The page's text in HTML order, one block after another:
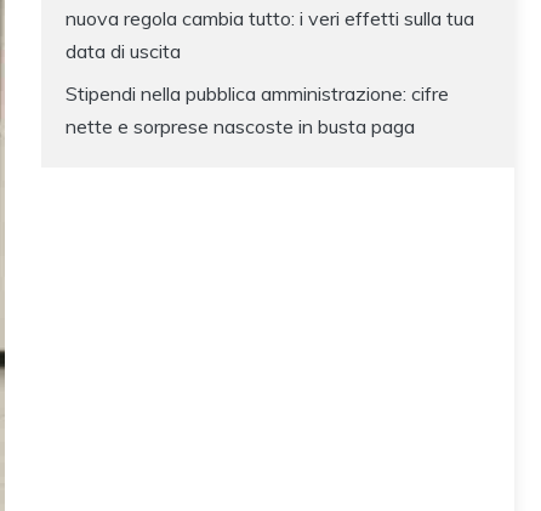
nuova regola cambia tutto: i veri effetti sulla tua
data di uscita
Stipendi nella pubblica amministrazione: cifre
nette e sorprese nascoste in busta paga